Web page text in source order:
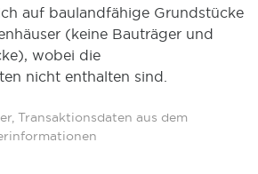
auf baulandfähige Grundstücke
(keine Bauträger und
wobei die
nicht enthalten sind.
Transaktionsdaten aus dem